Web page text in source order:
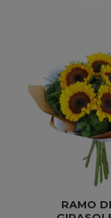
RAMO